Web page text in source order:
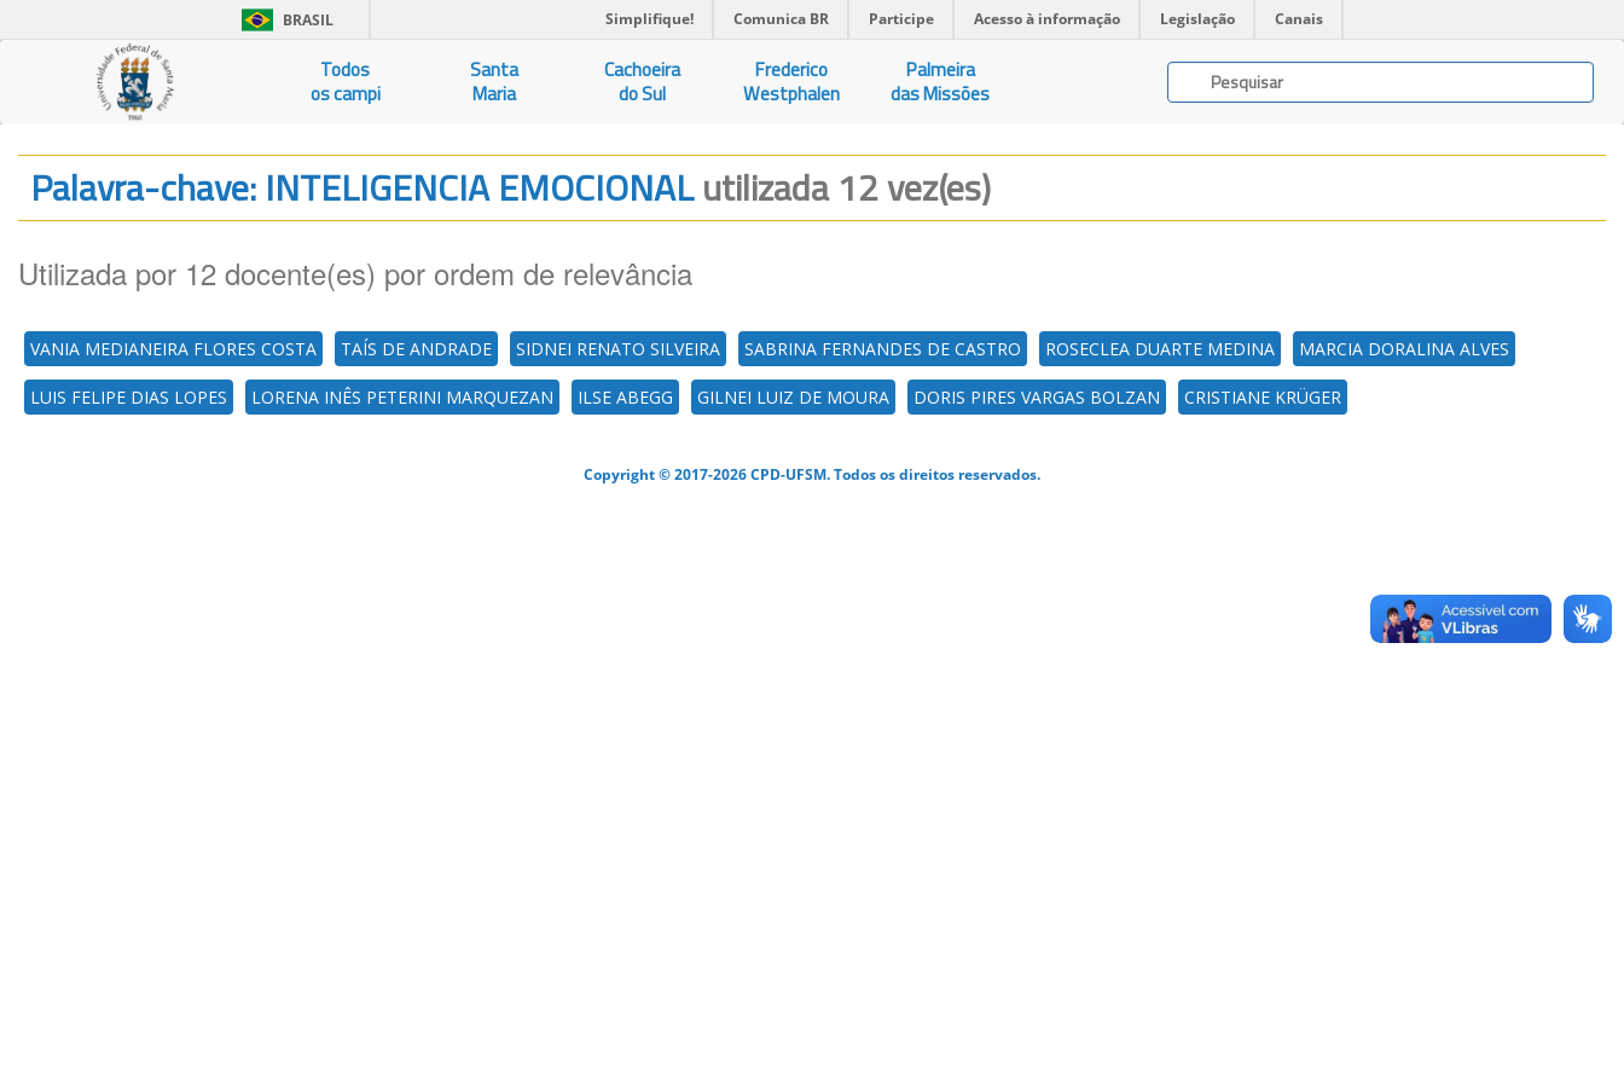
BRASIL Simplifique! Comunica BR Participe Acesso à informação Legislação Canais
Todos
os campi
Santa
Maria
Cachoeira
do Sul
Frederico
Westphalen
Palmeira
das Missões
Palavra-chave: INTELIGENCIA EMOCIONALutilizada 12 vez(es)
Utilizada por 12 docente(es) por ordem de relevância
VANIA MEDIANEIRA FLORES COSTA TAÍS DE ANDRADE SIDNEI RENATO SILVEIRA SABRINA FERNANDES DE CASTRO ROSECLEA DUARTE MEDINA MARCIA DORALINA ALVES
LUIS FELIPE DIAS LOPES LORENA INÊS PETERINI MARQUEZAN ILSE ABEGG GILNEI LUIZ DE MOURA DORIS PIRES VARGAS BOLZAN CRISTIANE KRÜGER
Copyright © 2017-2026 CPD-UFSM. Todos os direitos reservados.